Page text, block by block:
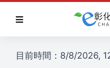
目前時間：8/8/2026,